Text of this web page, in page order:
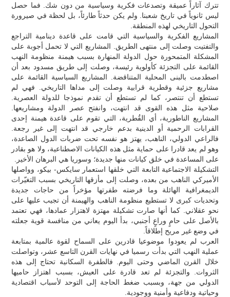
تترك آثاراً عميقة وتصدعات فكرية وسياسية من دون شك. فما حصل
ليس ثانوياً في تاريخ شعبنا. ولم يكن حدثاً طارئاً، بل لحظة في صيرورة
التحول التاريخي لهذه المنطقة.
المشاريع الفكرية والسياسية التي قامت على قاعدة دينامية التراجع
والتفتيت وصلت إلى منتهى الطريق. المشاريع التي لا تحمل أجوبة على
المشكلة المتمحورة حول الدولة المنهارة بسبب هيمنة منظومة النهب
القائمة على التجزئة كأولوية رئيسة، وصلت إلى طريق مسدود بعد أن
اصطدمت بالبنى المحلية المتناقضة. المشاريع السياسية القائمة على
مشاريع جزئية وقطرية قرابية وصلت إلى مداها التاريخي. فهي لم
تستطع أن تنتصر، كما لم تستطع أن تقدم نموذجا للدولة العصرية.
صلاحية مثل هذه القوى قد انتهت، وانفتح عصر الدولة ومشاريعها.
المشاريع الناطورية، أي القُطرية، التي تقوم على قاعدة هيمنة إحدى
القرابات الرحمية أو الدينية بدعم خارجي قد انتهت إلى غير رجعة.
فالراعي الدولي، الناهب، يهتز هو نفسه تحت ضربات الدول الصاعدة،
وهو لم يعد قادرا على حماية مثل هذه الكيانات الاصطناعية، ولا هو بقادر
على المساعدة في خلق كيانات منها جديدة؛ وسوريا هي البرهان الأخير.
التشكيلة الاجتماعية التابعة التي خلقها استعمار سايكس- بيكو، وواصلها
الأميركي الناهب من بعده، وصلت إلى مأزقها التاريخي بسبب التغيّرات
الديمغرافية الهائلة وما فرضته طفرتها مؤخراً من حاجات جديدة
وتحديات كبرى لا تستطيع منظومة الناهب والهيمنة أن تجيب عليها على
نحو عقلاني. كما أنها صارت تشكيلة مهتزة لاهتزار عمادها، فهي تعتمد
بالأصل على حامٍ وراعٍ أجنبي، بدأ اليوم يعاني من منافسة قوية جعلته
في وضع غير مريح إطلاقاً.
العرب لم يعودوا موضوعيا قادرين على السماح لقوة عالمية بمتابعة
عملية النهب التي بدأت رسميا في نهايات القرن التاسع عشر، وتواصلت
خلال القرن الماضي وحتى اليوم. فالطفرة السكانية تحتاج إلى هذه
الثروات. والتجزئة لم تعد قادرة على العيش، بسبب اهتزاز حاميها
الدولي من جهة، وبسبب ضغط الحاجة إلى التوحد لأسباب اقتصادية
وحياتية ودفاعية وأمنية ووجودية.